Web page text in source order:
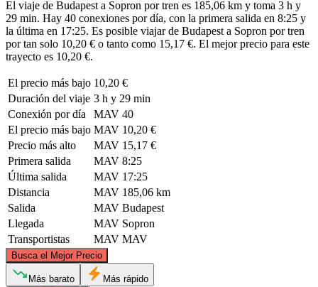
El viaje de Budapest a Sopron por tren es 185,06 km y toma 3 h y
29 min. Hay 40 conexiones por día, con la primera salida en 8:25 y
la última en 17:25. Es posible viajar de Budapest a Sopron por tren
por tan solo 10,20 € o tanto como 15,17 €. El mejor precio para este
trayecto es 10,20 €.
El precio más bajo 10,20 €
Duración del viaje 3 h y 29 min
Conexión por día
MAV 40
El precio más bajo MAV 10,20 €
Precio más alto
MAV 15,17 €
Primera salida
MAV 8:25
Última salida
MAV 17:25
Distancia
MAV 185,06 km
Salida
MAV Budapest
Llegada
MAV Sopron
Transportistas
MAV MAV
Busca el Mejor Precio
Más barato Más rápido